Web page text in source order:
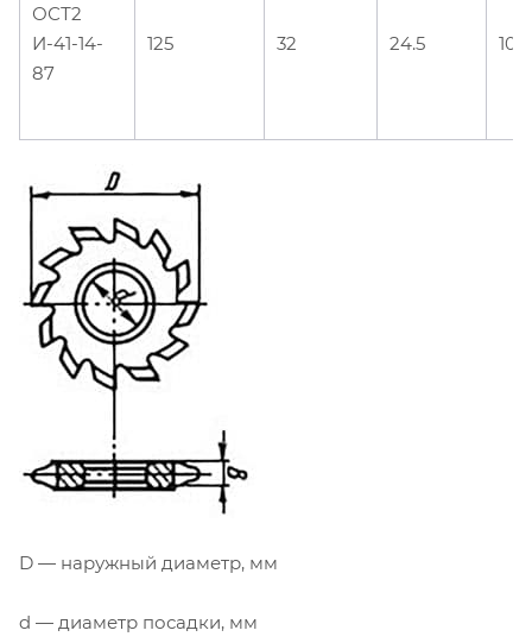
ОСТ2
И-41-14-
87
125 32 24.5 10
D — наружный диаметр, мм
d — диаметр посадки, мм